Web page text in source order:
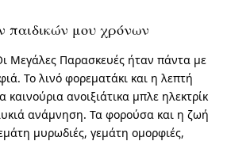
παιδικών μου χρόνων
Μεγάλες Παρασκευές ήταν πάντα με
Το λινό φορεματάκι και η λεπτή
ανοιξιάτικα μπλε ηλεκτρίκ
ανάμνηση. Τα φορούσα και η ζωή
μυρωδιές, γεμάτη ομορφιές,